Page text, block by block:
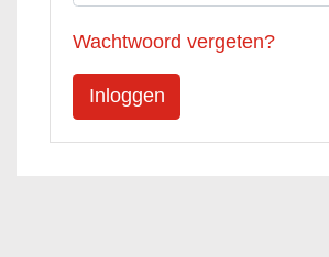
Wachtwoord vergeten?